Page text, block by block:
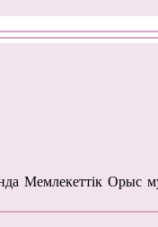
Мемлекеттік Орыс